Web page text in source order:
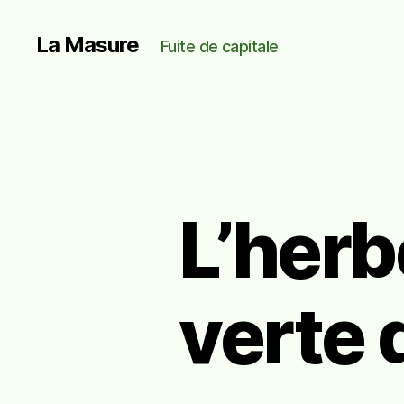
La Masure Fuite de capitale
verte